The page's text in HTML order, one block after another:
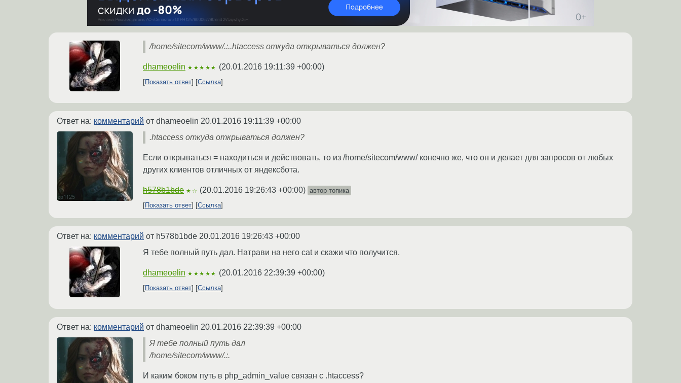
/home/sitecom/www/.:..htaccess откуда открываться должен?
dhameoelin ★★★★★ (20.01.2016 19:11:39 +00:00)
Показать ответ Ссылка
Ответ на: комментарий от dhameoelin 20.01.2016 19:11:39 +00:00
.htaccess откуда открываться должен?
Если открываться = находиться и действовать, то из /home/sitecom/www/ конечно же, что он и делает для запросов от любых
других клиентов отличных от яндексбота.
h578b1bde ★☆ (20.01.2016 19:26:43 +00:00) автор топика
Показать ответ
Ссылка
Ответ на: комментарий от h578b1bde 20.01.2016 19:26:43 +00:00
Я тебе полный путь дал. Натрави на него cat и скажи что получится.
dhameoelin ★★★★★ (20.01.2016 22:39:39 +00:00)
Показать ответ Ссылка
Ответ на: комментарий от dhameoelin 20.01.2016 22:39:39 +00:00
Я тебе полный путь дал
/home/sitecom/www/.:.
И каким боком путь в php_admin_value связан с .htaccess?